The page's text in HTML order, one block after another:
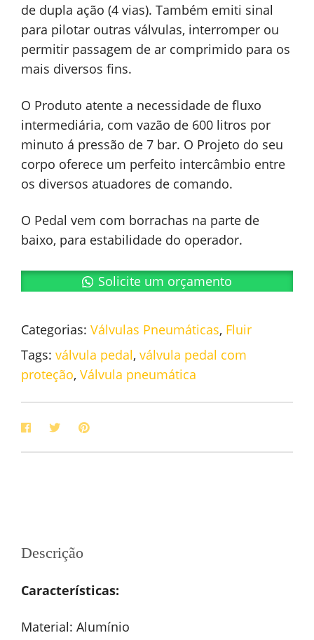
de dupla ação (4 vias). Também emiti sinal
para pilotar outras válvulas, interromper ou
permitir passagem de ar comprimido para os
mais diversos fins.
O Produto atente a necessidade de fluxo
intermediária, com vazão de 600 litros por
minuto á pressão de 7 bar. O Projeto do seu
corpo oferece um perfeito intercâmbio entre
os diversos atuadores de comando.
O Pedal vem com borrachas na parte de
baixo, para estabilidade do operador.
Solicite um orçamento
Categorias: Válvulas Pneumáticas, Fluir
Tags: válvula pedal, válvula pedal com
proteção, Válvula pneumática
Descrição
Características:
Material: Alumínio